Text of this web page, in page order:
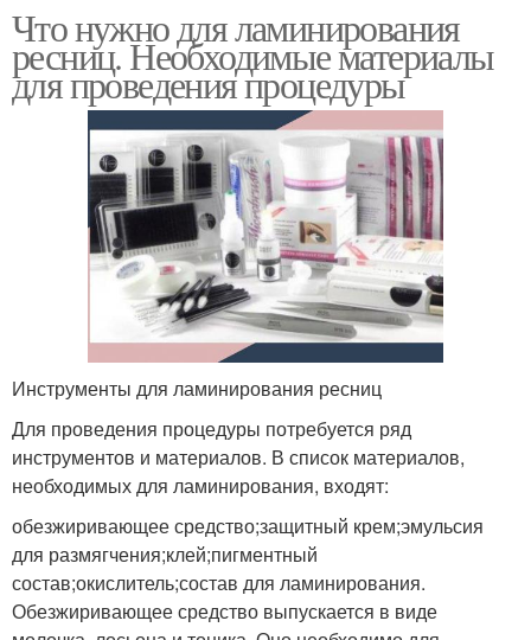
Что нужно для ламинирования
ресниц. Необходимые материалы
для проведения процедуры
Инструменты для ламинирования ресниц
Для проведения процедуры потребуется ряд
инструментов и материалов. В список материалов,
необходимых для ламинирования, входят:
обезжиривающее средство;защитный крем;эмульсия
для размягчения;клей;пигментный
состав;окислитель;состав для ламинирования.
Обезжиривающее средство выпускается в виде